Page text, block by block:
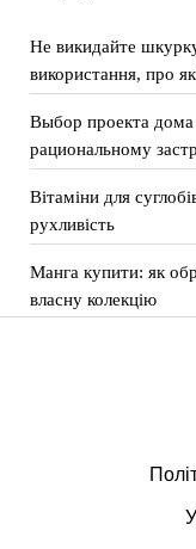
Не викидайте
використання, про
Выбор проекта дома
рациональному
Вітаміни для
рухливість
Манга купити: як
власну колекцію